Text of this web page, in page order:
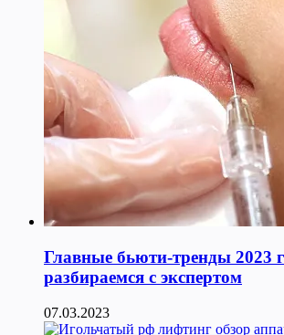
Главные бьюти-тренды 2023
разбираемся с экспертом
07.03.2023